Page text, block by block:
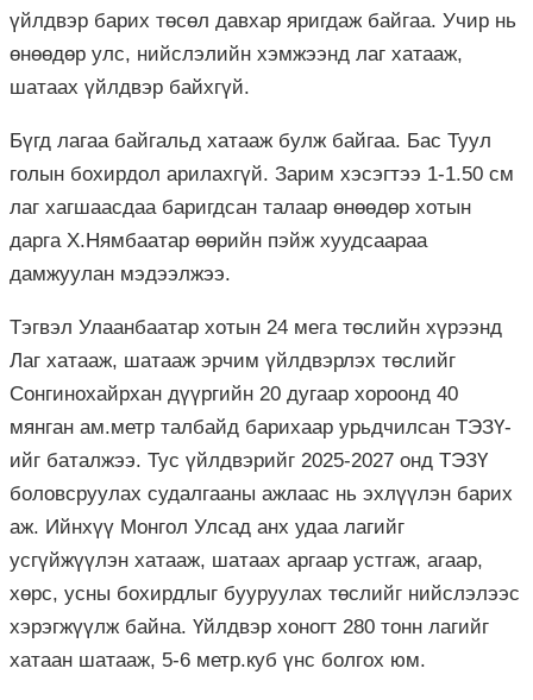
үйлдвэр барих төсөл давхар яригдаж байгаа. Учир нь
өнөөдөр улс, нийслэлийн хэмжээнд лаг хатааж,
шатаах үйлдвэр байхгүй.
Бүгд лагаа байгальд хатааж булж байгаа. Бас Туул
голын бохирдол арилахгүй. Зарим хэсэгтээ 1-1.50 см
лаг хагшаасдаа баригдсан талаар өнөөдөр хотын
дарга Х.Нямбаатар өөрийн пэйж хуудсаараа
дамжуулан мэдээлжээ.
Тэгвэл Улаанбаатар хотын 24 мега төслийн хүрээнд
Лаг хатааж, шатааж эрчим үйлдвэрлэх төслийг
Сонгинохайрхан дүүргийн 20 дугаар хороонд 40
мянган ам.метр талбайд барихаар урьдчилсан ТЭЗҮ-
ийг баталжээ. Тус үйлдвэрийг 2025-2027 онд ТЭЗҮ
боловсруулах судалгааны ажлаас нь эхлүүлэн барих
аж. Ийнхүү Монгол Улсад анх удаа лагийг
усгүйжүүлэн хатааж, шатаах аргаар устгаж, агаар,
хөрс, усны бохирдлыг бууруулах төслийг нийслэлээс
хэрэгжүүлж байна. Үйлдвэр хоногт 280 тонн лагийг
хатаан шатааж, 5-6 метр.куб үнс болгох юм.